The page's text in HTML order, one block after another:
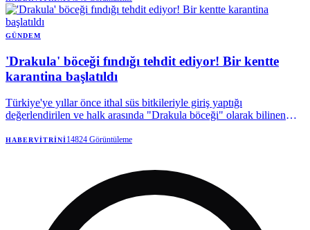
hayalinin yarım kalmasını istemiyoruz” dedi. Kimler kapsam
dışında? Kimler yararlanabilecek? İşte detaylar…
GÜNDEM
'Drakula' böceği fındığı tehdit ediyor! Bir kentte
karantina başlatıldı
Türkiye'ye yıllar önce ithal süs bitkileriyle giriş yaptığı
değerlendirilen ve halk arasında "Drakula böceği" olarak bilinen
kaynaklarından fındığı tehdit etmeyi sürdürüyor. Trabzon'da
HABERVITRINI14824 Görüntüleme